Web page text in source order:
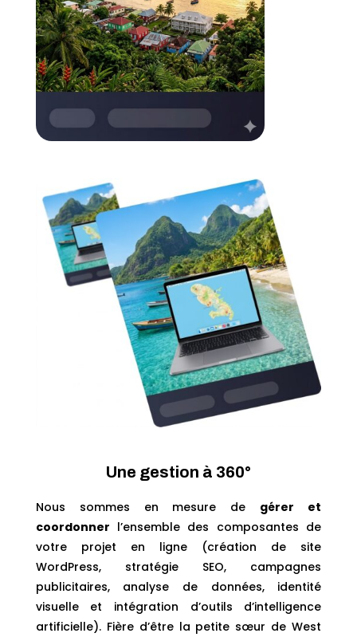
Une gestion à 360°
Nous sommes en mesure de gérer et
coordonner l’ensemble des composantes de
votre projet en ligne (création de site
WordPress, stratégie SEO, campagnes
publicitaires, analyse de données, identité
visuelle et intégration d’outils d’intelligence
artificielle). Fière d’être la petite sœur de West